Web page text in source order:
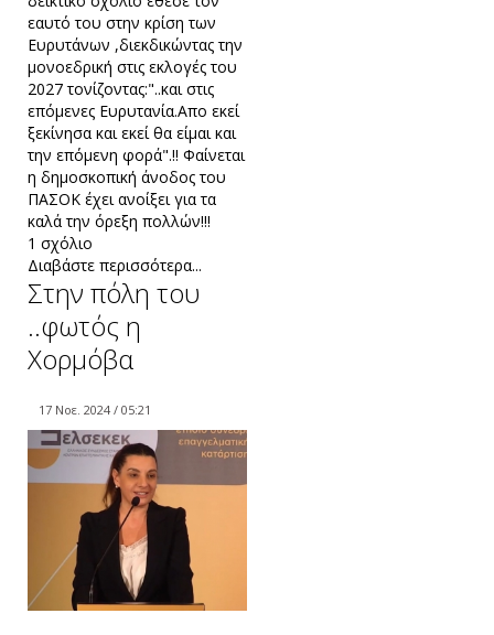
εαυτό του στην κρίση των
Ευρυτάνων ,διεκδικώντας την
μονοεδρική στις εκλογές του
2027 τονίζοντας:"..και στις
επόμενες Ευρυτανία.Απο εκεί
ξεκίνησα και εκεί θα είμαι και
την επόμενη φορά".!! Φαίνεται
η δημοσκοπική άνοδος του
ΠΑΣΟΚ έχει ανοίξει για τα
καλά την όρεξη πολλών!!!
1 σχόλιο
Διαβάστε περισσότερα...
Στην πόλη του
..φωτός η
Χορμόβα
17 Νοε. 2024 / 05:21